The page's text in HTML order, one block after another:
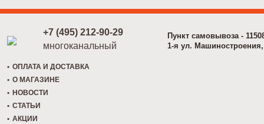
+7 (495) 212-90-29
многоканальный
Пункт самовывоза -
1-я ул.
ОПЛАТА И ДОСТАВКА
О МАГАЗИНЕ
НОВОСТИ
СТАТЬИ
АКЦИИ